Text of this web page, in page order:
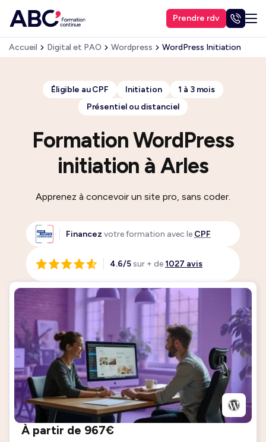
Prendre rdv
Accueil Digital et PAO Wordpress WordPress Initiation
Formation WordPress
initiation à Arles
Éligible au CPF Initiation
1 à 3 mois
Présentiel ou distanciel
Apprenez à concevoir un site pro, sans coder.
Financez votre formation avec le CPF
4.6/5sur + de1027 avis
À partir de 967€